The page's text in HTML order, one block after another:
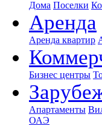
Дома Поселки
Аренда
Аренда квартир
Бизнес центры
Апартаменты
ОАЭ